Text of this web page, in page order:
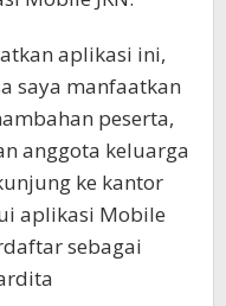
aplikasi ini,
saya manfaatkan
peserta,
anggota keluarga
ke kantor
aplikasi Mobile
sebagai